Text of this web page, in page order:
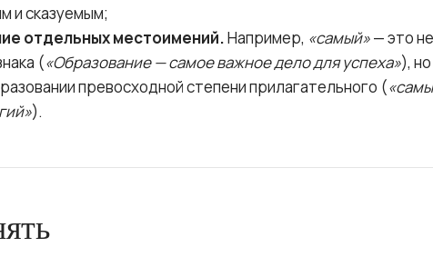
и сказуемым;
отдельных местоимений.Например, «самый»— это
(«Образование — самое важное дело для успеха»),
превосходной степени прилагательного (
).